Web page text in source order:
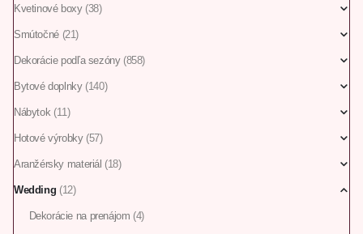
Kvetinové boxy (38)
Smútočné (21)
Dekorácie podľa sezóny (858)
Bytové doplnky (140)
Nábytok (11)
Hotové výrobky (57)
Aranžérsky materiál (18)
Wedding (12)
Dekorácie na prenájom (4)